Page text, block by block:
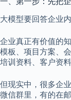
大模型要回答企业
企业真正有价值的
模板、项目方案、
培训资料、客户资料
但现实中，很多企
微信群里，有的在